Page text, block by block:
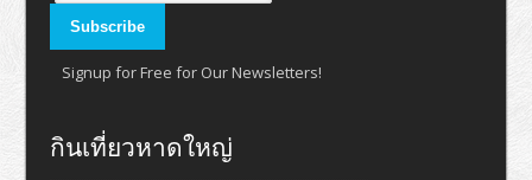
Signup for Free for Our Newsletters!
กินเที่ยวหาดใหญ่